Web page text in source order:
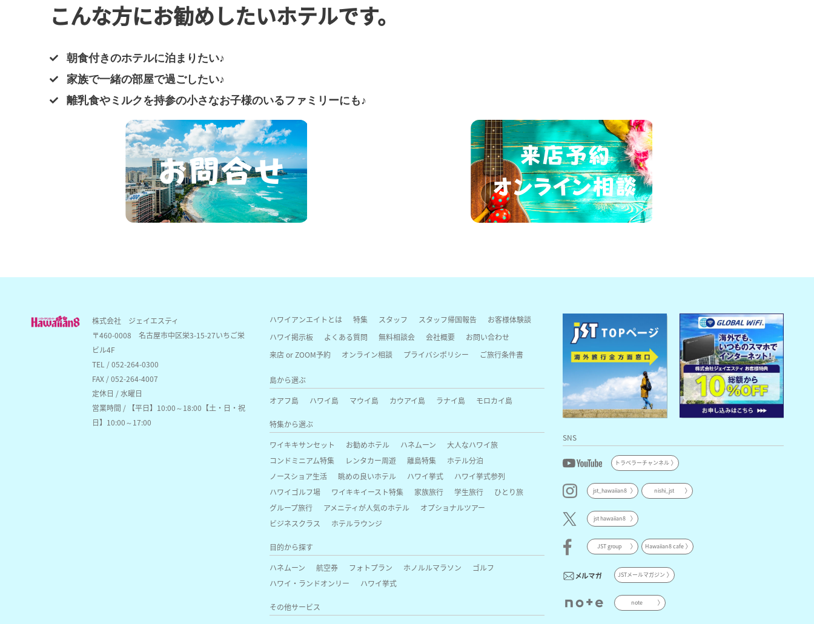
こんな方にお勧めしたいホテルです。
朝食付きのホテルに泊まりたい♪
家族で一緒の部屋で過ごしたい♪
離乳食やミルクを持参の小さなお子様のいるファミリーにも♪
株式会社 ジェイエスティ
〒460-0008名古屋市中区栄3-15-27いちご栄
ビル4F
TEL / 052-264-0300
FAX / 052-264-4007
定休日 / 水曜日
営業時間 / 【平日】10:00～18:00【土・日・祝
日】10:00～17:00
ハワイアンエイトとは 特集 スタッフ スタッフ帰国報告
お客様体験談
ハワイ掲示板
よくある質問 無料相談会 会社概要
お問い合わせ
来店 or ZOOM予約
オンライン相談 プライバシポリシー ご旅行条件書
島から選ぶ
オアフ島
ハワイ島 マウイ島 カウアイ島 ラナイ島 モロカイ島
特集から選ぶ
ワイキキサンセット
お勧めホテル ハネムーン
大人なハワイ旅
コンドミニアム特集
レンタカー周遊 離島特集
ホテル分泊
ノースショア生活
眺めの良いホテル ハワイ挙式
ハワイ挙式参列
ハワイゴルフ場
ワイキキイースト特集 家族旅行 学生旅行
ひとり旅
グループ旅行
アメニティが人気のホテル
オプショナルツアー
ビジネスクラス
ホテルラウンジ
目的から探す
ハネムーン
航空券 フォトプラン ホノルルマラソン
ゴルフ
ハワイ・ランドオンリー
ハワイ挙式
その他サービス
SNS
トラベラーチャンネル
jst_hawaiian8 nishi_jst
jst hawaiian8
JST group Hawaiian8 cafe
JSTメールマガジン
note